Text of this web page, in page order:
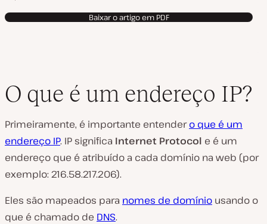
Baixar o artigo em PDF
O que é um endereço IP?
Primeiramente, é importante entendero que é um
endereço IP. IP significa Internet Protocol e é um
endereço que é atribuído a cada domínio na web (por
exemplo: 216.58.217.206).
Eles são mapeados para nomes de domínio usando o
que é chamado de DNS.